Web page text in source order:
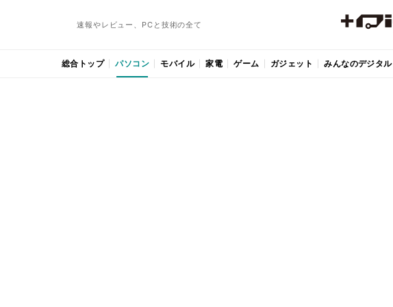
速報やレビュー、PCと技術の全て
総合トップ パソコン モバイル 家電 ゲーム ガジェット みんなのデジタル